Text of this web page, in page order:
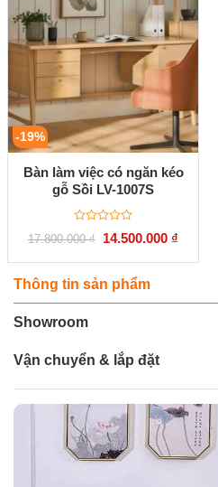
-19%
Bàn làm việc có ngăn kéo
gỗ Sồi LV-1007S
Được
xếp
5
sao
17.800.000₫
Giá
là:
14.500.000 ₫
tại
Thông tin sản phẩm
Showroom
Vận chuyển & lắp đặt